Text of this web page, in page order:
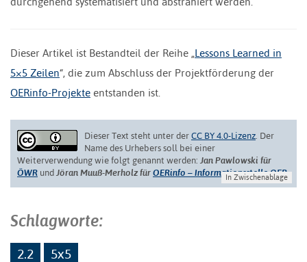
Dieser Artikel ist Bestandteil der Reihe „Lessons Learned in
5×5 Zeilen“, die zum Abschluss der Projektförderung der
OERinfo-Projekte entstanden ist.
Dieser Text steht unter der CC BY 4.0-Lizenz . Der
Name des Urhebers soll bei einer
Weiterverwendung wie folgt genannt werden: Jan Pawlowski für
ÖWR und Jöran Muuß-Merholz für OERinfo – Informationsstelle OER.
In Zwischenablage
Schlagworte:
2.2
5x5